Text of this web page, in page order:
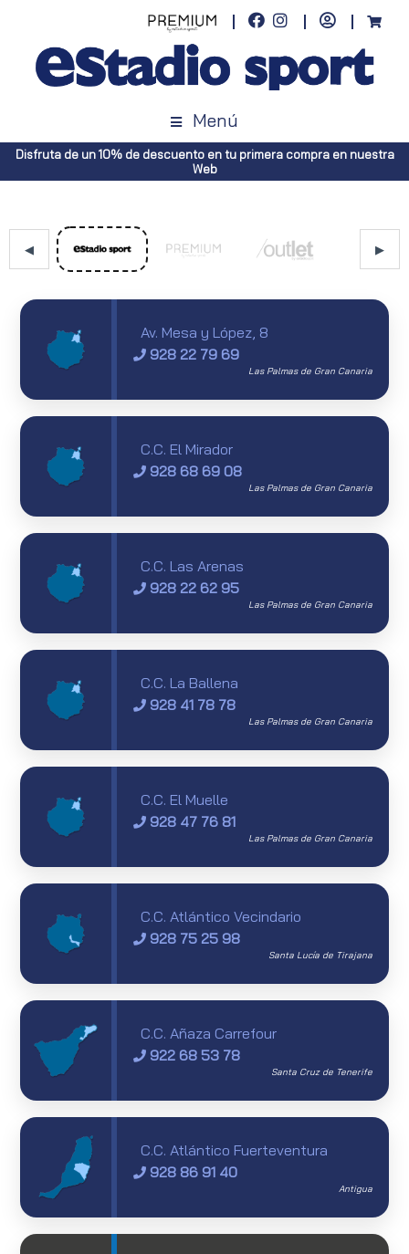
Menú
Disfruta de un 10% de descuento en tu primera compra en nuestra
Web
◀ ▶
Av. Mesa y López, 8
928 22 79 69
Las Palmas de Gran Canaria
C.C. El Mirador
928 68 69 08
Las Palmas de Gran Canaria
C.C. Las Arenas
928 22 62 95
Las Palmas de Gran Canaria
C.C. La Ballena
928 41 78 78
Las Palmas de Gran Canaria
C.C. El Muelle
928 47 76 81
Las Palmas de Gran Canaria
C.C. Atlántico Vecindario
928 75 25 98
Santa Lucía de Tirajana
C.C. Añaza Carrefour
922 68 53 78
Santa Cruz de Tenerife
C.C. Atlántico Fuerteventura
928 86 91 40
Antigua